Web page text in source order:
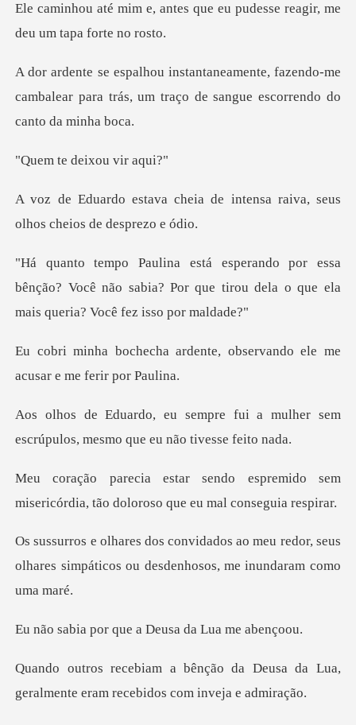
s que eu pudesse reagir, me
fazendo-me
cambalear para trás, um traço d
deixou
a de intensa raiva, seus
olh
a
bênção? Você não sabia? Por que tirou dela o
ente, observando ele me
acu
fui a mulher sem
escrúpulos, mes
premido sem
misericórdia, tão dolo
meu redor, seus
olhares simpáticos ou d
que a Deusa da
a Deusa da Lua,
geralmente eram r